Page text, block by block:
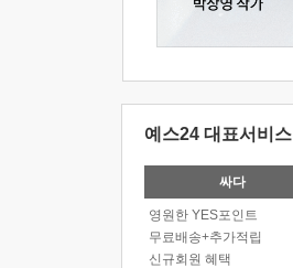
예스24 대표서비스
싸다
영원한 YES포인트
무료배송+추가적립
신규회원 혜택